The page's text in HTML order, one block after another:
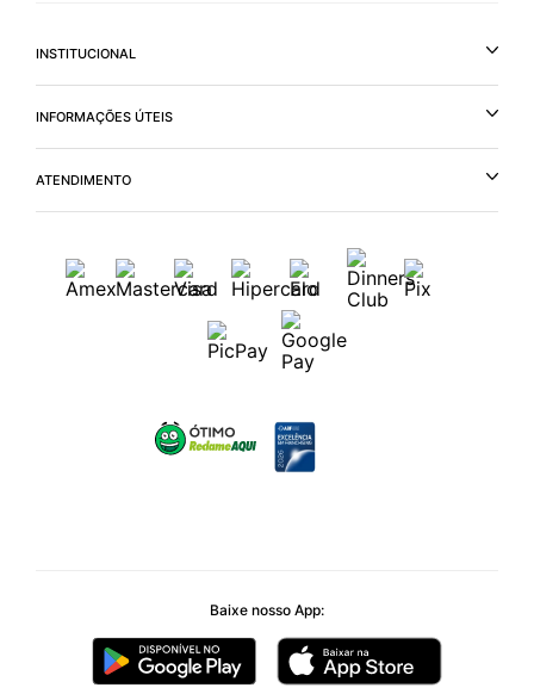
INSTITUCIONAL
INFORMAÇÕES ÚTEIS
ATENDIMENTO
Baixe nosso App: